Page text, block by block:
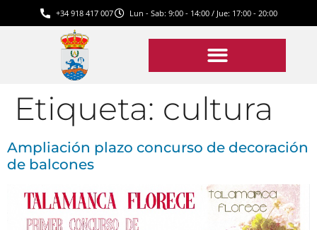
+34 918 417 007 Lun - Sab: 9:00 - 14:00 / Jue: 17:00 - 20:00
Etiqueta: cultura
Ampliación plazo concurso de decoración
de balcones